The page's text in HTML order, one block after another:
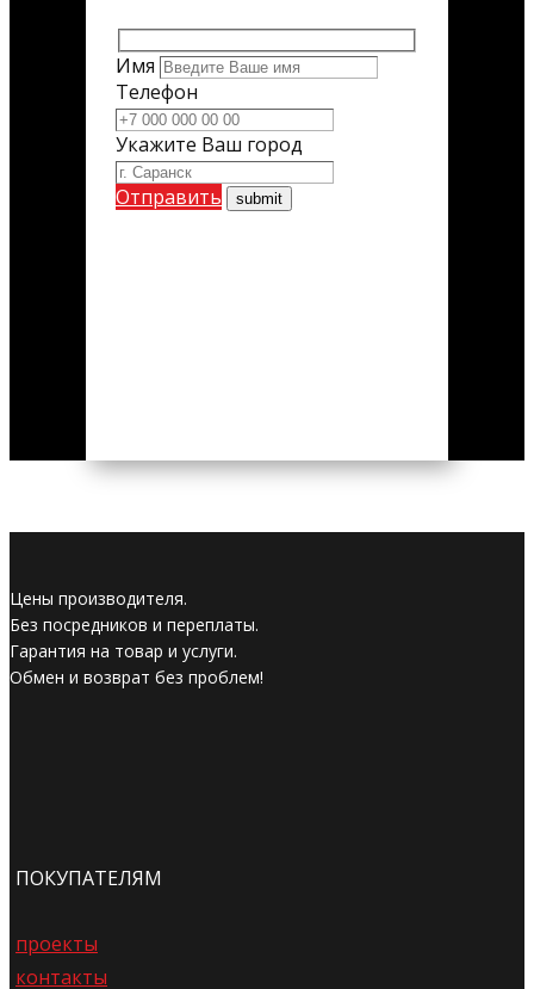
Имя
Телефон
Укажите Ваш город
Отправить
Цены производителя.
Без посредников и переплаты.
Гарантия на товар и услуги.
Обмен и возврат без проблем!
ПОКУПАТЕЛЯМ
проекты
контакты